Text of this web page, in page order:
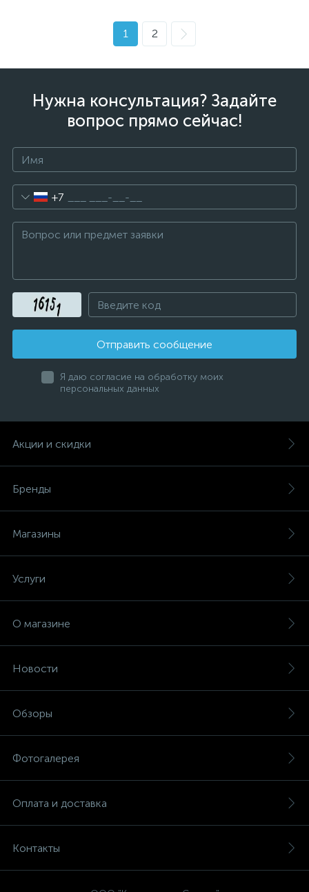
1 2
Нужна консультация? Задайте
вопрос прямо сейчас!
+7
Отправить сообщение
Я даю согласие на обработку моих
персональных данных
Акции и скидки
Бренды
Магазины
Услуги
О магазине
Новости
Обзоры
Фотогалерея
Оплата и доставка
Контакты